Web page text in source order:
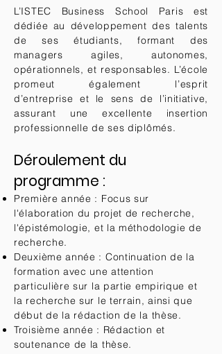
L’ISTEC Business School Paris est
dédiée au développement des talents
de ses étudiants, formant des
managers agiles, autonomes,
opérationnels, et responsables. L’école
promeut également l’esprit
d’entreprise et le sens de l’initiative,
assurant une excellente insertion
professionnelle de ses diplômés.
Déroulement du
programme :
Première année : Focus sur
l'élaboration du projet de recherche,
l'épistémologie, et la méthodologie de
recherche.
Deuxième année : Continuation de la
formation avec une attention
particulière sur la partie empirique et
la recherche sur le terrain, ainsi que
début de la rédaction de la thèse.
Troisième année : Rédaction et
soutenance de la thèse.